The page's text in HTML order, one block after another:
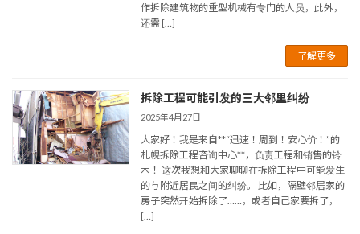
作拆除建筑物的重型机械有专门的人员，此外，
还需 […]
了解更多
拆除工程可能引发的三大邻里纠纷
2025年4月27日
大家好！我是来自**“迅速！周到！安心价！”的
札幌拆除工程咨询中心**，负责工程和销售的铃
木！ 这次我想和大家聊聊在拆除工程中可能发生
的与附近居民之间的纠纷。 比如，隔壁邻居家的
房子突然开始拆除了……，或者自己家要拆了，
[…]